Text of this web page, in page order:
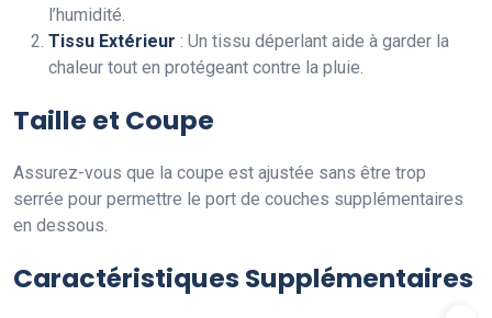
l’humidité.
Tissu Extérieur : Un tissu déperlant aide à garder la
chaleur tout en protégeant contre la pluie.
Taille et Coupe
Assurez-vous que la coupe est ajustée sans être trop
serrée pour permettre le port de couches supplémentaires
en dessous.
Caractéristiques Supplémentaires